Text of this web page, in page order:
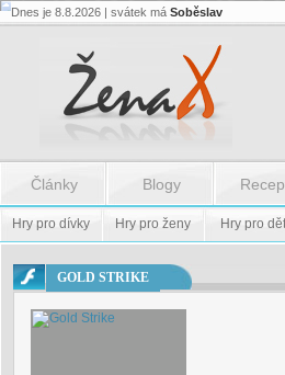
Flash.nazev
Flash.nazev
Dnes je 8.8.2026 | svátek má Soběslav
Články Blogy
Hry pro dívky Hry pro ženy Hry pro
GOLD STRIKE